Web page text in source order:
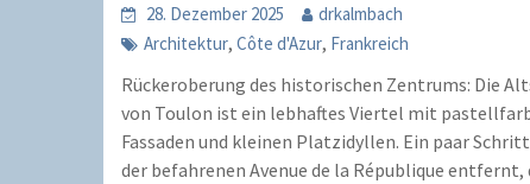
28. Dezember 2025
drkalmbach
Architektur,Côte d'Azur, Frankreich
Rückeroberung des historischen Zentrums: Die
von Toulon ist ein lebhaftes Viertel mit
Fassaden und kleinen Platzidyllen. Ein paar
der befahrenen Avenue de la République entfernt,